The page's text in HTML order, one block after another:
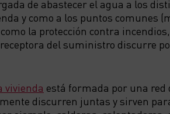
de abastecer el agua a los
y como a los puntos comunes
la protección contra
del suministro discurre
vivienda está formada por una red
discurren juntas y sirven